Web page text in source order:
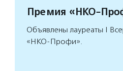
Премия «НКО-
Объявлены лауреаты I
«НКО-Профи».